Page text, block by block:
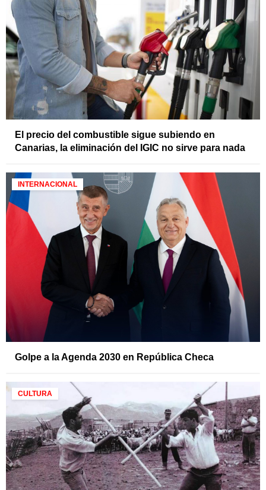
El precio del combustible sigue subiendo en
Canarias, la eliminación del IGIC no sirve para nada
INTERNACIONAL
Golpe a la Agenda 2030 en República Checa
CULTURA